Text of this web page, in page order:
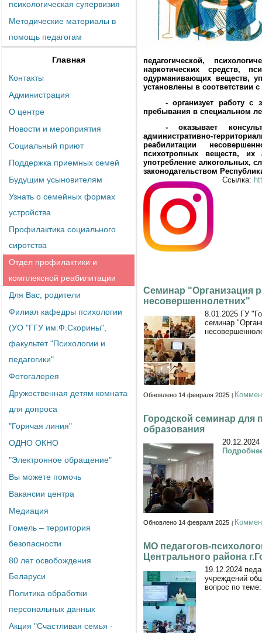
психологическая супервизия
Методические материалы в
помощь педагогам
Главная
Контакты
Администрация
О центре
Новости и мероприятия
Социальный приют
Поддержка приемных семей
Будущим усыновителям
Узнать о семейных формах
устройства
Профилактика социального
сиротства
Отдел профилактики и
комплексной реабилитации
Для Вас, родители
Филиал кафедры психологии
(УО "ГГУ им.Ф.Скорины",
факультет "Психологии и
педагогики"
Фотогалерея
Дружественная детям комната
для допроса
"Горячая линия"
ОДНО ОКНО
"Электронное обращение"
Вы можете помочь
Вакансии центра
Медиация
Гомель – территория
безопасности
80 лет освобождения
Беларуси
Политика обработки
персональных данных
Акция "Счастливая семья -
педагогической,
наркотических средств,
одурманивающих веществ,
установлены в соответствии
- организует работу с
пребывания в специальном
- оказывает
административно-
реабилитации
психотропных веществ, их
употребление алкогольных,
законодательством
Ссылка:
Семинар "Организация
несовершеннолетних"
8.01.2025 ГУ
семинар
Обновлено 14 февраля 2025
Городской семинар для
образования
Обновлено 14 февраля 2025
МО педагогов-
Центрального района
19.12.2024
учреждений
вопрос по